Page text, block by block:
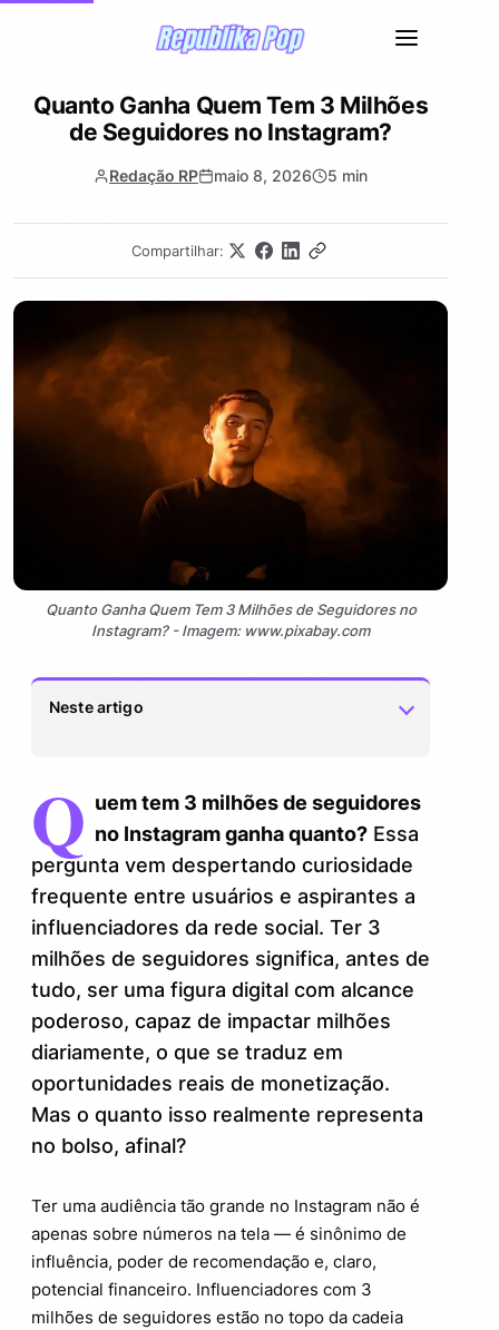
Quanto Ganha Quem Tem 3 Milhões
de Seguidores no Instagram?
Redação RP maio 8, 2026 5 min
Compartilhar:
Quanto Ganha Quem Tem 3 Milhões de Seguidores no
Instagram? - Imagem: www.pixabay.com
Neste artigo
Instagram?
1.1. Engajamento importa – e muito
1.2. Segmentação e nicho
2.
Quanto realmente ganha quem tem 3
milhões de seguidores no Instagram?
2.1. Modelos mais comuns de monetização
2.2. Diferenças por segmento e mercado
Dicas para quem quer transformar
seguidores em dinheiro
4.
Curiosidades que poucas pessoas sabem
sobre influenciadores com milhões de
Q uem tem 3 milhões de seguidores
no Instagram ganha quanto?Essa
pergunta vem despertando curiosidade
frequente entre usuários e aspirantes a
influenciadores da rede social. Ter 3
milhões de seguidores significa, antes de
tudo, ser uma figura digital com alcance
poderoso, capaz de impactar milhões
diariamente, o que se traduz em
oportunidades reais de monetização.
Mas o quanto isso realmente representa
no bolso, afinal?
Ter uma audiência tão grande no Instagram não é
apenas sobre números na tela — é sinônimo de
influência, poder de recomendação e, claro,
potencial financeiro. Influenciadores com 3
milhões de seguidores estão no topo da cadeia